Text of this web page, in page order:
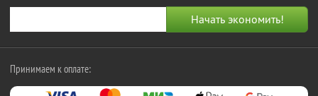
Принимаем к оплате: